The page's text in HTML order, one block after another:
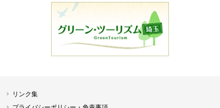
リンク集